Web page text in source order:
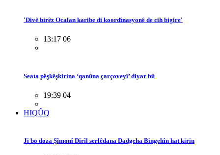
'Divê birêz Ocalan karibe di koordînasyonê de cih bigire'
13:17 06
Seata pêşkêşkirina ‘qanûna çarçoveyî’ diyar bû
19:39 04
HIQÛQ
Ji bo doza Şîmonî Dîrîl serlêdana Dadgeha Bingehîn hat kirin